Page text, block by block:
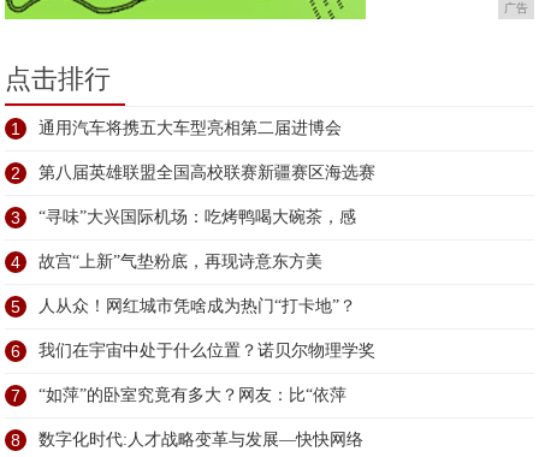
广告
点击排行
1 通用汽车将携五大车型亮相第二届进博会
2 第八届英雄联盟全国高校联赛新疆赛区海选赛
3 “寻味”大兴国际机场：吃烤鸭喝大碗茶，感
4 故宫“上新”气垫粉底，再现诗意东方美
5 人从众！网红城市凭啥成为热门“打卡地”？
6 我们在宇宙中处于什么位置？诺贝尔物理学奖
7 “如萍”的卧室究竟有多大？网友：比“依萍
8 数字化时代:人才战略变革与发展—快快网络